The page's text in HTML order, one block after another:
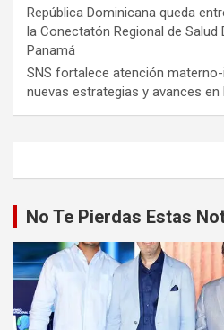
República Dominicana queda
la Conectatón Regional de Salud
Panamá
SNS fortalece atención
nuevas estrategias y avances en
No Te Pierdas Estas